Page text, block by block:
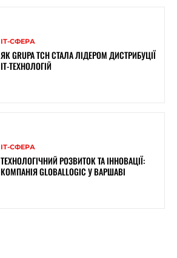
ІТ-СФЕРА
ЯК GRUPA TCH СТАЛА ЛІДЕРОМ ДИСТРИБУЦІЇ
IT-ТЕХНОЛОГІЙ
ІТ-СФЕРА
ТЕХНОЛОГІЧНИЙ РОЗВИТОК ТА ІННОВАЦІЇ:
КОМПАНІЯ GLOBALLOGIC У ВАРШАВІ